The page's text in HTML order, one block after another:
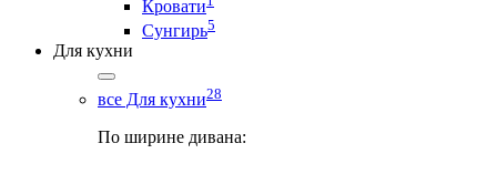
Кровати
Сунгирь5
Для кухни
все Для кухни28
По ширине дивана: